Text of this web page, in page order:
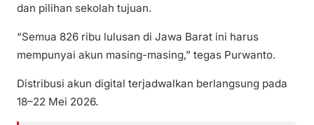
dan pilihan sekolah tujuan.
“Semua 826 ribu lulusan di Jawa Barat ini harus
mempunyai akun masing-masing,” tegas Purwanto.
Distribusi akun digital terjadwalkan berlangsung pada
18–22 Mei 2026.